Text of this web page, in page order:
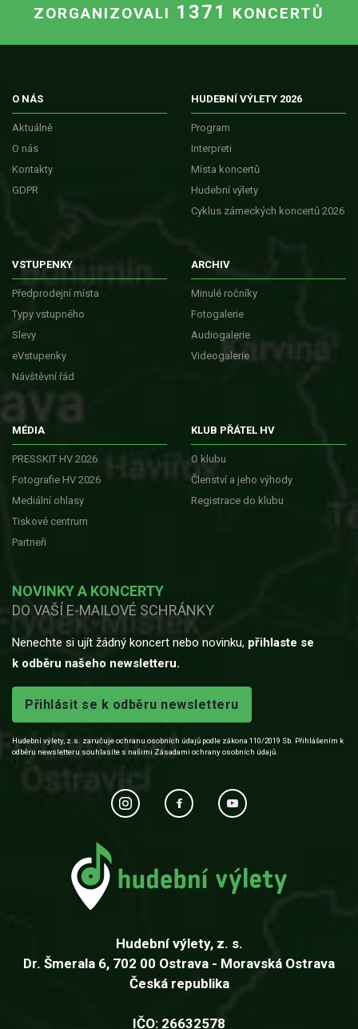
ZORGANIZOVALI 1371 KONCERTŮ
O NÁS
Aktuálně
O nás
Kontakty
GDPR
HUDEBNÍ VÝLETY 2026
Program
Interpreti
Místa koncertů
Hudební výlety
Cyklus zámeckých koncertů 2026
VSTUPENKY
Předprodejní místa
Typy vstupného
Slevy
eVstupenky
Návštěvní řád
ARCHIV
Minulé ročníky
Fotogalerie
Audiogalerie
Videogalerie
MÉDIA
PRESSKIT HV 2026
Fotografie HV 2026
Mediální ohlasy
Tiskové centrum
Partneři
KLUB PŘÁTEL HV
O klubu
Členství a jeho výhody
Registrace do klubu
NOVINKY A KONCERTY
DO VAŠÍ E-MAILOVÉ SCHRÁNKY
Nenechte si ujít žádný koncert nebo novinku, přihlaste se
k odběru našeho newsletteru.
Přihlásit se k odběru newsletteru
Hudební výlety, z.s. zaručuje ochranu osobních údajů podle zákona 110/2019 Sb. Přihlášením k
odběru newsletteru souhlasíte s našimi Zásadami ochrany osobních údajů.
Hudební výlety, z. s.
Dr. Šmerala 6, 702 00 Ostrava - Moravská Ostrava
Česká republika
IČO: 26632578